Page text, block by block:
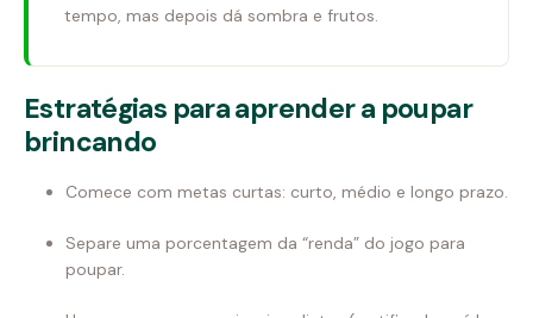
tempo, mas depois dá sombra e frutos.
Estratégias para aprender a poupar
brincando
Comece com metas curtas: curto, médio e longo prazo.
Separe uma porcentagem da “renda” do jogo para
poupar.